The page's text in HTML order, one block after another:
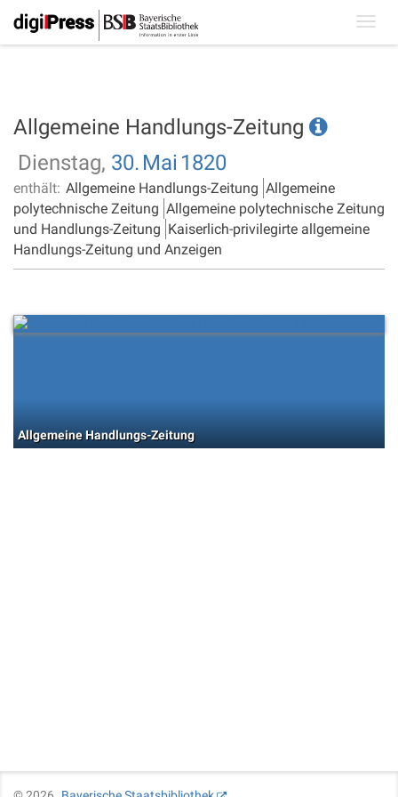
Allgemeine Handlungs-Zeitung
Dienstag, 30. Mai 1820
enthält: Allgemeine Handlungs-Zeitung Allgemeine
polytechnische Zeitung Allgemeine polytechnische Zeitung
und Handlungs-Zeitung Kaiserlich-privilegirte allgemeine
Handlungs-Zeitung und Anzeigen
Allgemeine Handlungs-Zeitung